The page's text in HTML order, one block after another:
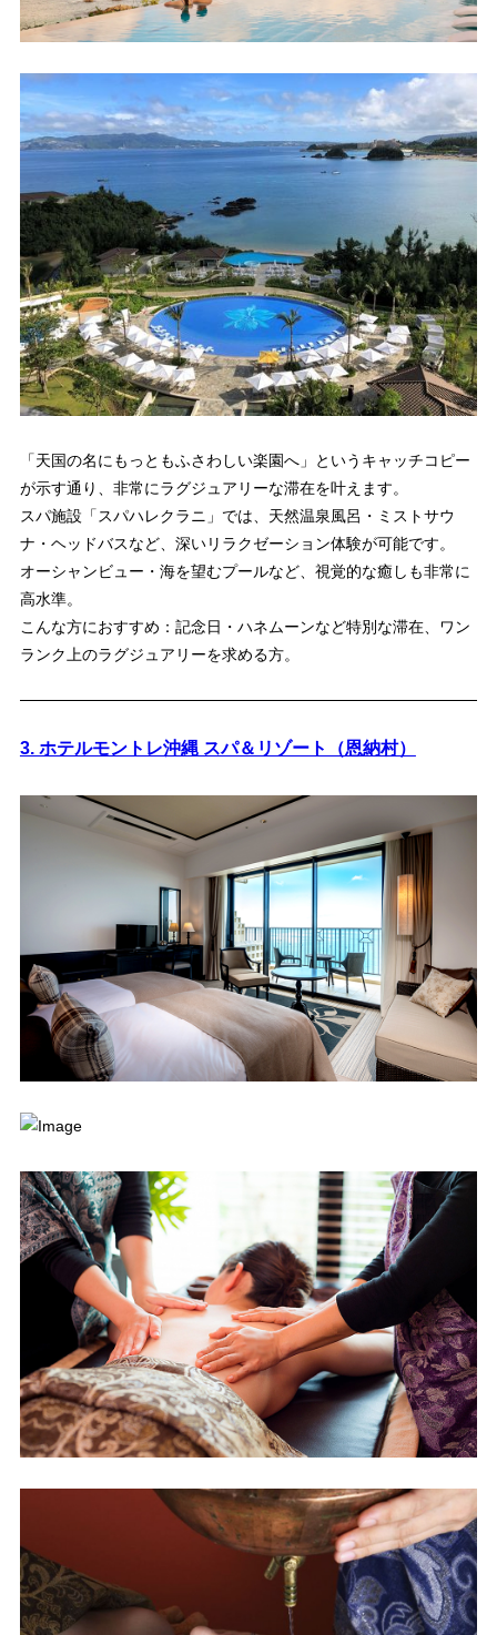
「天国の名にもっともふさわしい楽園へ」というキャッチコピー
が示す通り、非常にラグジュアリーな滞在を叶えます。
スパ施設「スパハレクラニ」では、天然温泉風呂・ミストサウ
ナ・ヘッドバスなど、深いリラクゼーション体験が可能です。
オーシャンビュー・海を望むプールなど、視覚的な癒しも非常に
高水準。
こんな方におすすめ：記念日・ハネムーンなど特別な滞在、ワン
ランク上のラグジュアリーを求める方。
3. ホテルモントレ沖縄 スパ＆リゾート（恩納村）